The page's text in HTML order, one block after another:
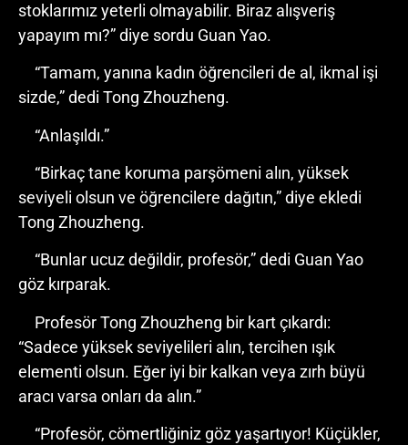
stoklarımız yeterli olmayabilir. Biraz alışveriş
yapayım mı?” diye sordu Guan Yao.
“Tamam, yanına kadın öğrencileri de al, ikmal işi
sizde,” dedi Tong Zhouzheng.
“Anlaşıldı.”
“Birkaç tane koruma parşömeni alın, yüksek
seviyeli olsun ve öğrencilere dağıtın,” diye ekledi
Tong Zhouzheng.
“Bunlar ucuz değildir, profesör,” dedi Guan Yao
göz kırparak.
Profesör Tong Zhouzheng bir kart çıkardı:
“Sadece yüksek seviyelileri alın, tercihen ışık
elementi olsun. Eğer iyi bir kalkan veya zırh büyü
aracı varsa onları da alın.”
“Profesör, cömertliğiniz göz yaşartıyor! Küçükler,